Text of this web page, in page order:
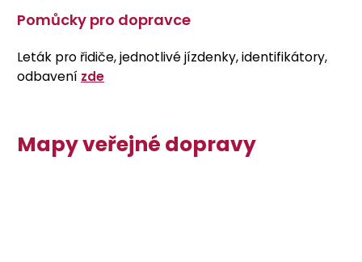
Pomůcky pro dopravce
Leták pro řidiče, jednotlivé jízdenky, identifikátory,
odbavení zde
Mapy veřejné dopravy